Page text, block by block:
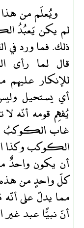
ويُعلَم من
لم يكن يَعبُدُ
ذلك. فما ورد في
قال لما
للإنكار عليهم
أي يستحيل
يُفهِم قومه أنّه
غاب الكوكبُ
الكوكب وكذا
أن يكون واحدٌ
كلّ واحدٍ من هذه
مما يدلّ على
أنّ نبيًّا عبد غير